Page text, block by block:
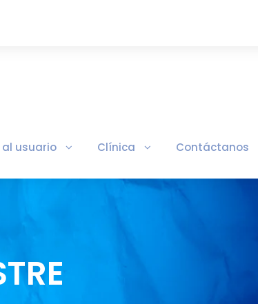
usuario Clínica Contáctanos